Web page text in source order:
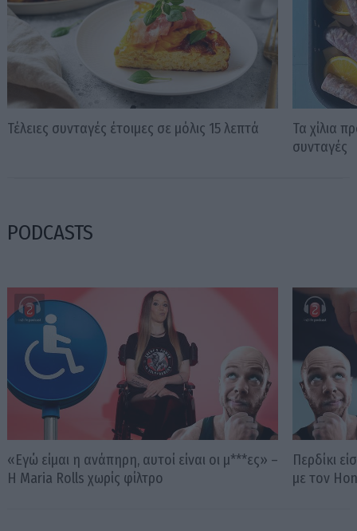
Τέλειες συνταγές έτοιμες σε μόλις 15 λεπτά
Τα χίλια
συνταγές
PODCASTS
«Εγώ είμαι η ανάπηρη, αυτοί είναι οι μ***ες» –
Η Maria Rolls χωρίς φίλτρο
Περδίκι
με τον